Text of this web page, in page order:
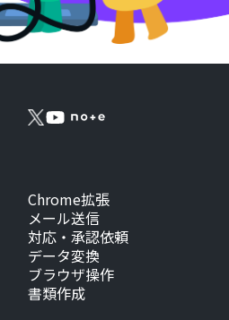
Chrome拡張
メール送信
対応・承認依頼
データ変換
ブラウザ操作
書類作成